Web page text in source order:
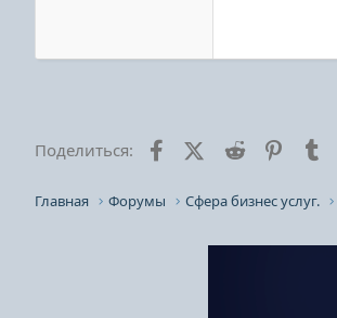
Поделиться: FacebookX (Twitter)
Reddit
Главная Форумы Сфера бизнес услуг.